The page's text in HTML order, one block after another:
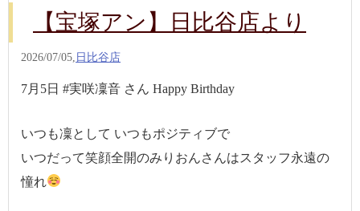
【宝塚アン】日比谷店より
2026/07/05, 日比谷店
7月5日 #実咲凜音 さん Happy Birthday
いつも凜として いつもポジティブで
いつだって笑顔全開のみりおんさんはスタッフ永遠の
憧れ